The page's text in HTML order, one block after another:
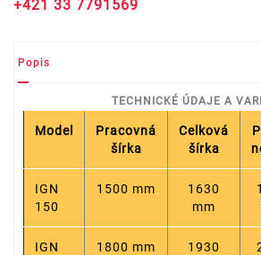
+421 33 7791569
Popis
TECHNICKÉ ÚDAJE A
Model
Pracovná
šírka
Celková
šírka
IGN
150
1500 mm
1630
mm
IGN
1800 mm
1930